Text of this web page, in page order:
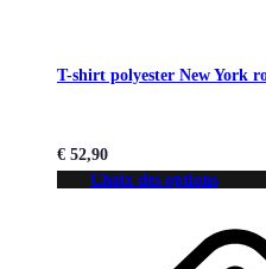
T-shirt polyester New York
€ 52,90
Choix des options